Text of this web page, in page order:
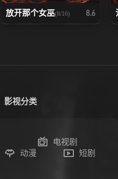
放开那个女巫(8/16) 8.6
影视分类
电视剧
动漫 短剧